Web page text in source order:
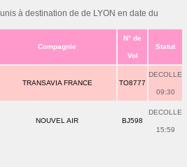
à destination de de LYON en date du
Compagnie
N° de
Vol
Statut
TRANSAVIA FRANCE TO8777
DECOLLE
09:30
NOUVEL AIR BJ598
DECOLLE
15:59